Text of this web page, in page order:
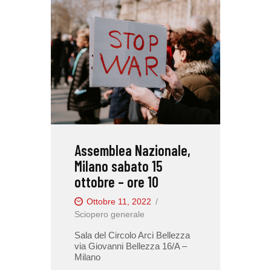
Assemblea Nazionale,
Milano sabato 15
ottobre – ore 10
Ottobre 11, 2022
Sciopero generale
Sala del Circolo Arci Bellezza
via Giovanni Bellezza 16/A –
Milano